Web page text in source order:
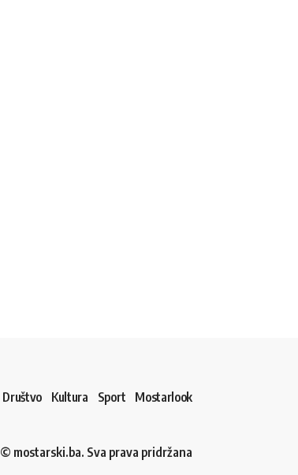
Društvo Kultura Sport Mostarlook
© mostarski.ba. Sva prava pridržana